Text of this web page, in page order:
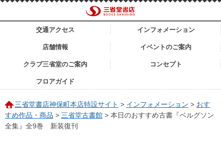
交通アクセス インフォメーション
店舗情報 イベントのご案内
クラブ三省堂のご案内 コンセプト
フロアガイド
三省堂書店神保町本店特設サイト > インフォメーション > おす
すめ作品・商品 > 三省堂古書館 > 本日のおすすめ古書『ベルグソン
全集』全9巻 新装復刊